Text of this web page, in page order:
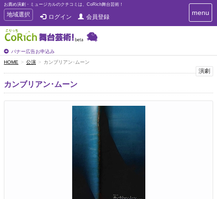
お薦め演劇・ミュージカルのクチコミは、CoRich舞台芸術！
T
o
g
g
e
n
a
v
i
地域選択 ログイン 会員登録
バナー広告お申込み
T
o
i
menu
HOME 公演 カンブリアン･ムーン
演劇
カンブリアン･ムーン